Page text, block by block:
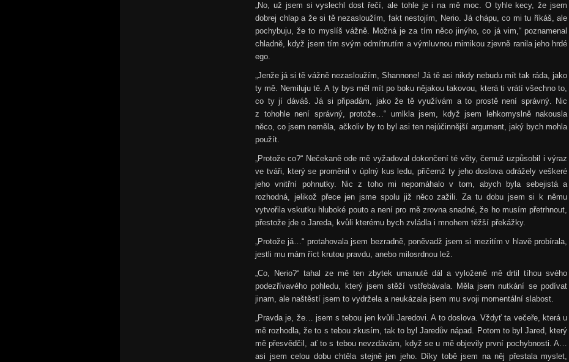
„No, už jsem si vyslechl dost řečí, ale tohle je i na mě moc. O tyhle kecy, že jsem
dobrej chlap a že si tě nezasloužím, fakt nestojím, Nerio. Já chápu, co mi tu říkáš, ale
pochybuju, že to myslíš vážně. Možná je za tím něco jinýho, co já vim,“ poznamenal
chladně, když jsem tím svým odmítnutím a výmluvnou mimikou zjevně ranila jeho hrdé
ego.
„Jenže já si tě vážně nezasloužím, Shannone! Já tě asi nikdy nebudu mít tak ráda, jako
ty mě. Nemiluju tě. A ty bys měl mít po boku nějakou takovou, která ti vrátí všechno to,
co ty jí dáváš. Já si připadám, jako že tě využívám a to prostě není správný. Nic
z tohohle není správný, protože…“ umlkla jsem, když jsem lehkomyslně nakousla
něco, co jsem neměla, ačkoliv by to byl asi ten nejúčinnější argument, jaký bych mohla
použít.
„Protože co?“ Nečekaně ode mě vyžadoval dokončení té věty, čemuž uzpůsobil i výraz
ve tváři, který se proměnil v úplný kus ledu, přičemž ty jeho doslova odrážely veškeré
jeho vnitřní pohnutky. Nic z toho mi nepomáhalo v tom, abych byla sebejistá a
rozhodná, jelikož přece jen jsme spolu již něco zažili. Za tu dobu jsem si k němu
vytvořila vskutku hluboké pouto a není pro mě zrovna snadné, že ho musím přetrhnout,
přestože jde o Jareda, kvůli kterému bych zvládla i mnohem těžší překážky.
„Protože já…“ protahovala jsem bezradně, poněvadž jsem si mezitím v hlavě probírala,
jestli mu mám říct krutou pravdu, anebo milosrdnou lež.
„Co, Nerio?“ tahal ze mě ten zbytek umanutě dál a vyloženě mě drtil tíhou svého
podezřívavého pohledu, který jsem stěží vstřebávala. Měla jsem nutkání se podívat
jinam, ale naštěstí jsem to vydržela a neukázala jsem mu svoji momentální slabost.
„Pravda je, že… jsem s tebou jen kvůli Jaredovi. A to doslova. Vždyť ta večeře, která u
mě rozhodla, že to s tebou zkusím, tak to byl Jaredův nápad. Potom to byl Jared, který
mě přesvědčil, ať to s tebou nevzdávám, když se u mě objevily první pochybnosti. A…
asi jsem celou dobu chtěla stejně jen jeho. Díky tobě jsem na něj přestala myslet,